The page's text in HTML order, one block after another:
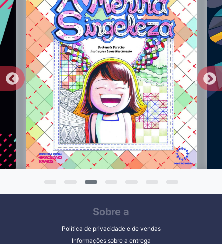
Sobre a
Política de privacidade e de vendas
Informações sobre a entrega